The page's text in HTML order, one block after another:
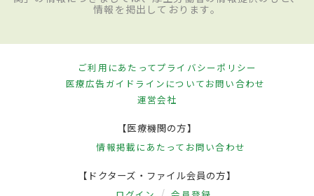
情報を掲出しております。
ご利用にあたってプライバシーポリシー
医療広告ガイドラインについてお問い合わせ
運営会社
【医療機関の方】
情報掲載にあたって お問い合わせ
【ドクターズ・ファイル会員の方】